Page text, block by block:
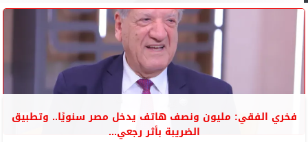
فخري الفقي: مليون ونصف هاتف يدخل مصر سنويًا.. وتطبيق
الضريبة بأثر رجعي...